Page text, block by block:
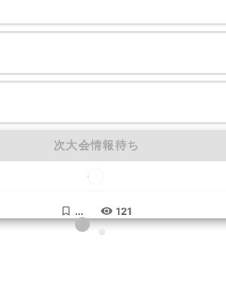
次大会情報待ち
... 121